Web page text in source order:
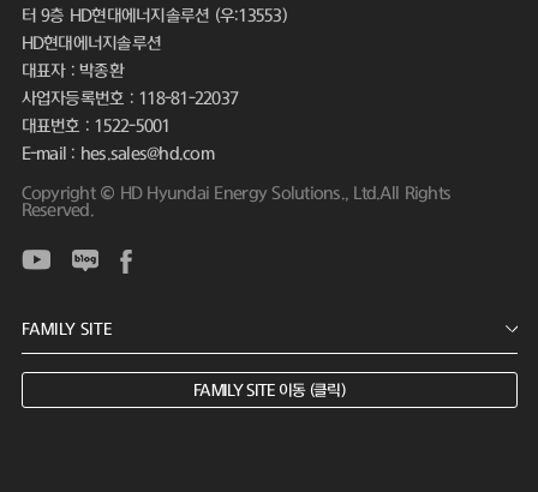
터 9층 HD현대에너지솔루션 (우:13553)
HD현대에너지솔루션
대표자 : 박종환
사업자등록번호 : 118-81-22037
대표번호 : 1522-5001
E-mail : hes.sales@hd.com
Copyright © HD Hyundai Energy Solutions., Ltd.All Rights
Reserved.
FAMILY SITE 이동 (클릭)